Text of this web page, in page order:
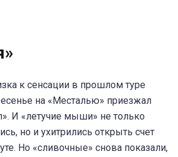
к сенсации в прошлом туре
на «Месталью» приезжал
И «летучие мыши» не только
но и ухитрились открыть счет
Но «сливочные» снова показали,